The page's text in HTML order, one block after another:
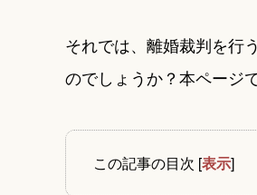
それでは、離婚裁判を行
のでしょうか？本ページ
この記事の目次 [表示]